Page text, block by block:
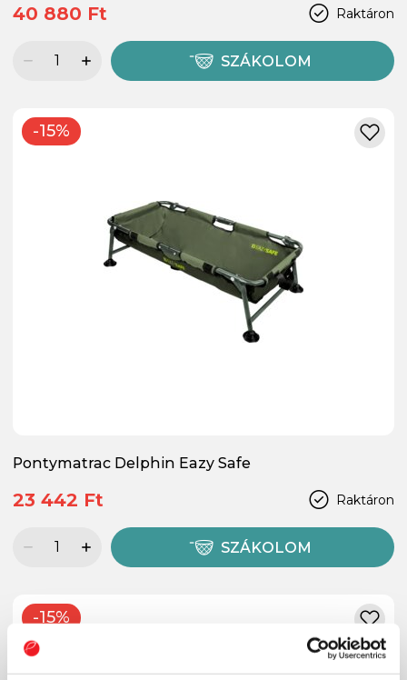
Raktáron
40 880 Ft
SZÁKOLOM
-15%
Pontymatrac Delphin Eazy Safe
Raktáron
23 442 Ft
SZÁKOLOM
-15%